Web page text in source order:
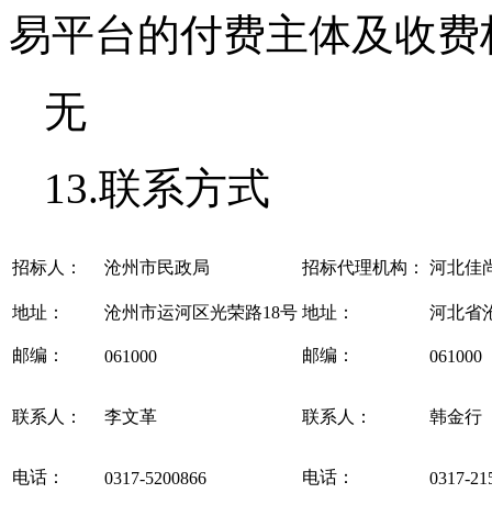
易平台的付费主体及收费
无
13.联系方式
招标人： 沧州市民政局 招标代理机构： 河北佳
地址： 沧州市运河区光荣路18号 地址： 河北省
邮编： 061000 邮编： 061000
联系人： 李文革 联系人： 韩金行
电话： 0317-5200866 电话： 0317-